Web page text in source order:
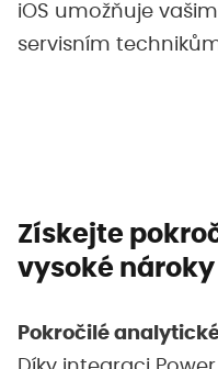
iOS umožňuje
servisním
Získejte
vysoké
Pokročilé